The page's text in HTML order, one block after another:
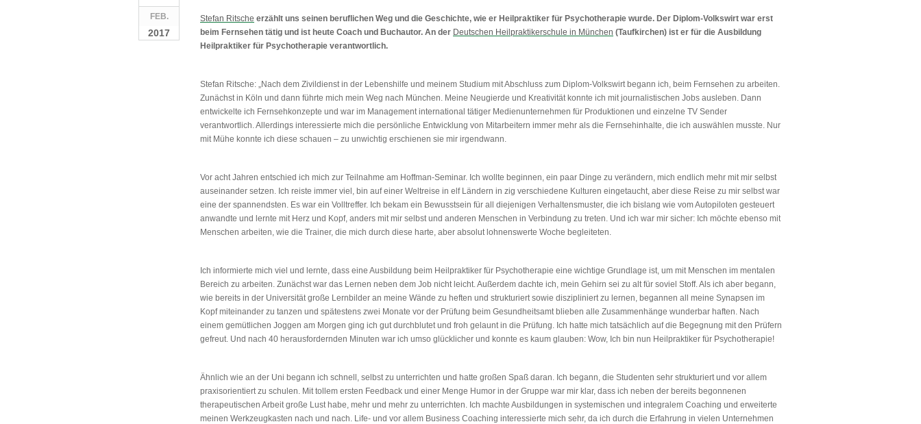
FEB.
2017
Stefan Ritsche erzählt uns seinen beruflichen Weg und die Geschichte, wie er Heilpraktiker für Psychotherapie wurde. Der Diplom-Volkswirt war erst
beim Fernsehen tätig und ist heute Coach und Buchautor. An der Deutschen Heilpraktikerschule in München (Taufkirchen) ist er für die Ausbildung
Heilpraktiker für Psychotherapie verantwortlich.
Stefan Ritsche: „Nach dem Zivildienst in der Lebenshilfe und meinem Studium mit Abschluss zum Diplom-Volkswirt begann ich, beim Fernsehen zu arbeiten.
Zunächst in Köln und dann führte mich mein Weg nach München. Meine Neugierde und Kreativität konnte ich mit journalistischen Jobs ausleben. Dann
entwickelte ich Fernsehkonzepte und war im Management international tätiger Medienunternehmen für Produktionen und einzelne TV Sender
verantwortlich. Allerdings interessierte mich die persönliche Entwicklung von Mitarbeitern immer mehr als die Fernsehinhalte, die ich auswählen musste. Nur
mit Mühe konnte ich diese schauen – zu unwichtig erschienen sie mir irgendwann.
Vor acht Jahren entschied ich mich zur Teilnahme am Hoffman-Seminar. Ich wollte beginnen, ein paar Dinge zu verändern, mich endlich mehr mit mir selbst
auseinander setzen. Ich reiste immer viel, bin auf einer Weltreise in elf Ländern in zig verschiedene Kulturen eingetaucht, aber diese Reise zu mir selbst war
eine der spannendsten. Es war ein Volltreffer. Ich bekam ein Bewusstsein für all diejenigen Verhaltensmuster, die ich bislang wie vom Autopiloten gesteuert
anwandte und lernte mit Herz und Kopf, anders mit mir selbst und anderen Menschen in Verbindung zu treten. Und ich war mir sicher: Ich möchte ebenso mit
Menschen arbeiten, wie die Trainer, die mich durch diese harte, aber absolut lohnenswerte Woche begleiteten.
Ich informierte mich viel und lernte, dass eine Ausbildung beim Heilpraktiker für Psychotherapie eine wichtige Grundlage ist, um mit Menschen im mentalen
Bereich zu arbeiten. Zunächst war das Lernen neben dem Job nicht leicht. Außerdem dachte ich, mein Gehirn sei zu alt für soviel Stoff. Als ich aber begann,
wie bereits in der Universität große Lernbilder an meine Wände zu heften und strukturiert sowie diszipliniert zu lernen, begannen all meine Synapsen im
Kopf miteinander zu tanzen und spätestens zwei Monate vor der Prüfung beim Gesundheitsamt blieben alle Zusammenhänge wunderbar haften. Nach
einem gemütlichen Joggen am Morgen ging ich gut durchblutet und froh gelaunt in die Prüfung. Ich hatte mich tatsächlich auf die Begegnung mit den Prüfern
gefreut. Und nach 40 herausfordernden Minuten war ich umso glücklicher und konnte es kaum glauben: Wow, Ich bin nun Heilpraktiker für Psychotherapie!
Ähnlich wie an der Uni begann ich schnell, selbst zu unterrichten und hatte großen Spaß daran. Ich begann, die Studenten sehr strukturiert und vor allem
praxisorientiert zu schulen. Mit tollem ersten Feedback und einer Menge Humor in der Gruppe war mir klar, dass ich neben der bereits begonnenen
therapeutischen Arbeit große Lust habe, mehr und mehr zu unterrichten. Ich machte Ausbildungen in systemischen und integralem Coaching und erweiterte
meinen Werkzeugkasten nach und nach. Life- und vor allem Business Coaching interessierte mich sehr, da ich durch die Erfahrung in vielen Unternehmen